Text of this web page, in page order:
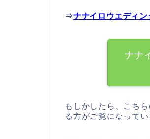
⇒ナナイロウエディ
ナナ
もしかしたら、こち
る方がご覧になって